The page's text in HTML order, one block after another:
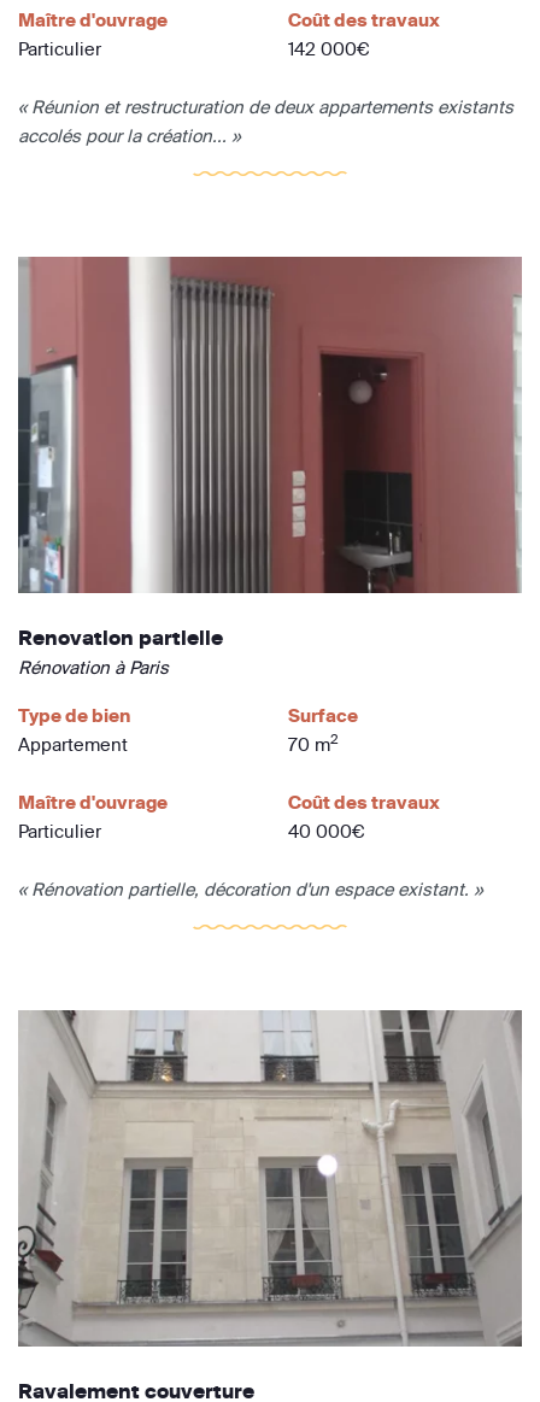
Maître d'ouvrage
Particulier
Coût des travaux
142 000€
« Réunion et restructuration de deux appartements existants
accolés pour la création... »
Renovation partielle
Rénovation à Paris
Type de bien
Appartement
Surface
70 m2
Maître d'ouvrage
Particulier
Coût des travaux
40 000€
« Rénovation partielle, décoration d'un espace existant. »
Ravalement couverture